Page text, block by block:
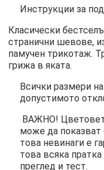
Инструкции за
Класически
странични шевове,
памучен трикотаж.
грижа в яката.
Всички размери
допустимото
ВАЖНО!
може да показват
това невинаги е
това всяка
преглед и тест.